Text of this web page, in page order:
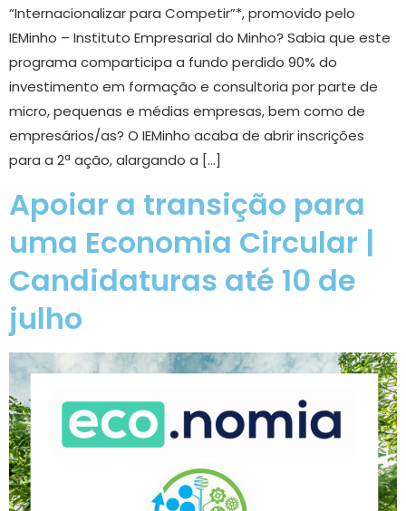
“Internacionalizar para Competir”*, promovido pelo
IEMinho – Instituto Empresarial do Minho? Sabia que este
programa comparticipa a fundo perdido 90% do
investimento em formação e consultoria por parte de
micro, pequenas e médias empresas, bem como de
empresários/as? O IEMinho acaba de abrir inscrições
para a 2ª ação, alargando a […]
Apoiar a transição para
uma Economia Circular |
Candidaturas até 10 de
julho